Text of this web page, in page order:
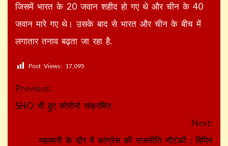
जिसमें भारत के 20 जवान शहीद हो गए थे और चीन के 40
जवान मारे गए थे। उसके बाद से भारत और चीन के बीच में
लगातार तनाव बढ़ता जा रहा है.
Post Views: 17,095
Continue
Reading
Previous:
SHO भी हुए कोरोनो संक्रमित
Next:
महामारी के दौर में कांग्रेस की राजनीति नौटंकी : बिपिन